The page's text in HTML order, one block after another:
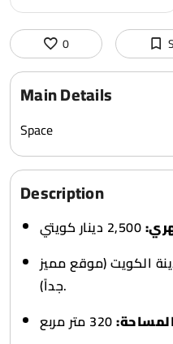
0
Main Details
Space
Description
الكويت (موقع مميز
جداً).